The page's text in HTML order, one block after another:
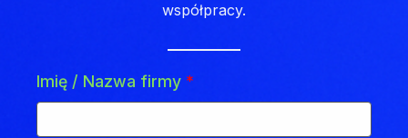
współpracy.
Imię / Nazwa firmy *